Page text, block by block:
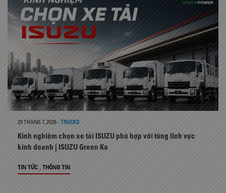
29 THÁNG 7, 2026- TRUCKS
Kinh nghiệm chọn xe tải ISUZU phù hợp với từng lĩnh vực
kinh doanh | ISUZU Green Ka
TIN TỨC THÔNG TIN